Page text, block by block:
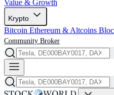
Value & Growth
Krypto
Bitcoin Ethereum & Altcoins
Community Broker